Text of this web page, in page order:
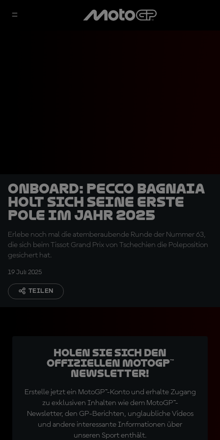
OnBoard: Pecco Bagnaia
holt sich seine erste
Pole im Jahr 2025
Erlebe noch mal die atemberaubende Runde der Nummer 63,
die sich beim Tissot Grand Prix von Tschechien die Poleposition
gesichert hat.
19 Juli 2025
TEILEN
Holen Sie sich den
offiziellen MotoGP™
Newsletter!
Erstelle jetzt ein MotoGP™-Konto und erhalte Zugang
zu exklusiven Inhalten wie dem MotoGP™-
Newsletter, den GP-Berichten, unglaubliche Videos
und andere interessante Informationen über
unseren Sport enthält.